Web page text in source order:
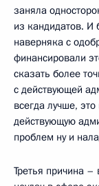
заняла
из кандидатов. И
наверняка с
финансировали
сказать более
с действующей
всегда лучше, это
действующую
проблем ну и
Третья причина